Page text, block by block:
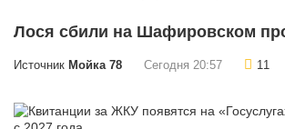
Лося сбили на Шафировском
Источник Мойка 78 Сегодня 20:57 11